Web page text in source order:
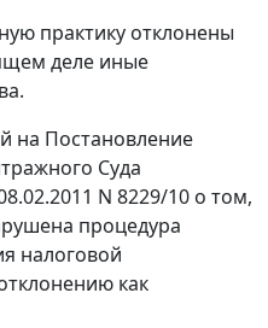
практику отклонены
деле иные
на Постановление
Суда
N 8229/10 о том,
процедура
налоговой
как